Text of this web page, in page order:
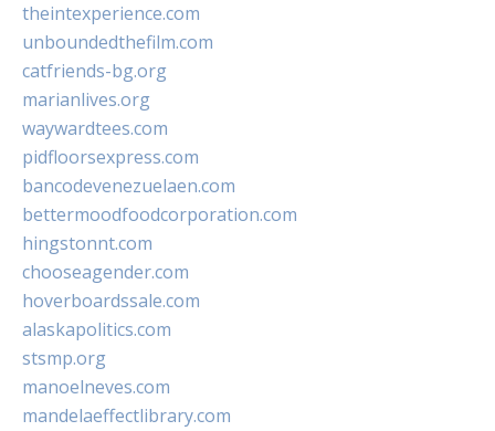
theintexperience.com
unboundedthefilm.com
catfriends-bg.org
marianlives.org
waywardtees.com
pidfloorsexpress.com
bancodevenezuelaen.com
bettermoodfoodcorporation.com
hingstonnt.com
chooseagender.com
hoverboardssale.com
alaskapolitics.com
stsmp.org
manoelneves.com
mandelaeffectlibrary.com